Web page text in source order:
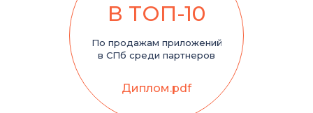
В ТОП-10
По продажам приложений
в СПб среди партнеров
Диплом.pdf